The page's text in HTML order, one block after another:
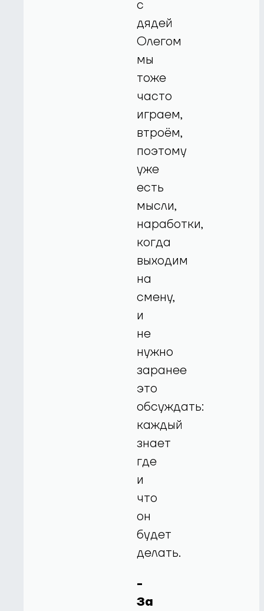
с
дядей
Олегом
мы
тоже
часто
играем,
втроём,
поэтому
уже
есть
мысли,
наработки,
когда
выходим
на
смену,
и
не
нужно
заранее
это
обсуждать:
каждый
знает
где
и
что
он
будет
делать.
-
За